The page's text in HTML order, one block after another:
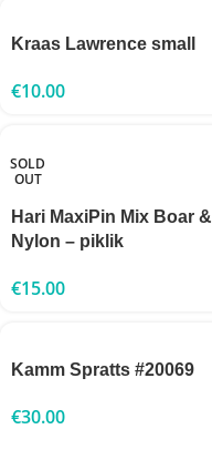
Kraas Lawrence small
€10.00
SOLD
OUT
Hari MaxiPin Mix Boar &
Nylon – piklik
€15.00
Kamm Spratts #20069
€30.00